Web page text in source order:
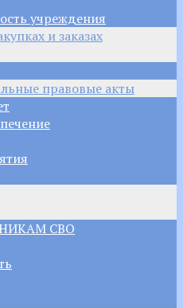
учреждения
и заказах
правовые акты
СВО